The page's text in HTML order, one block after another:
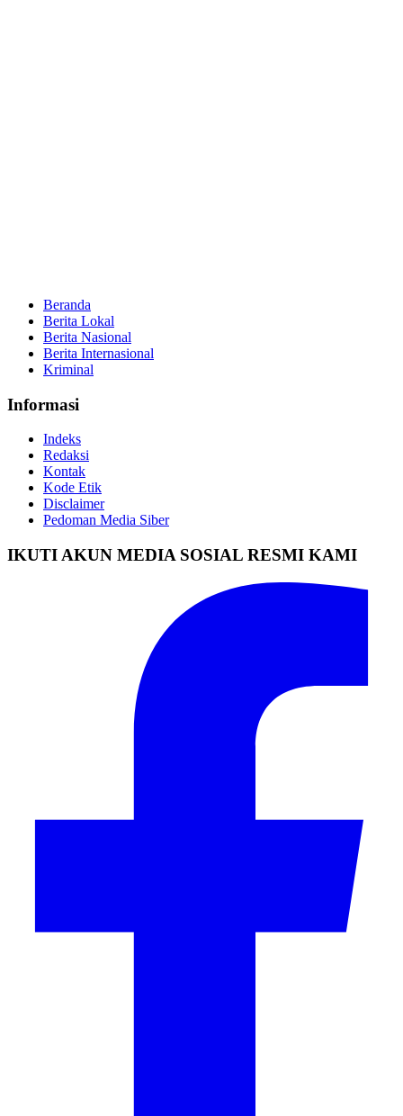
Beranda
Berita Lokal
Berita Nasional
Berita Internasional
Kriminal
Informasi
Indeks
Redaksi
Kontak
Kode Etik
Disclaimer
Pedoman Media Siber
IKUTI AKUN MEDIA SOSIAL RESMI KAMI